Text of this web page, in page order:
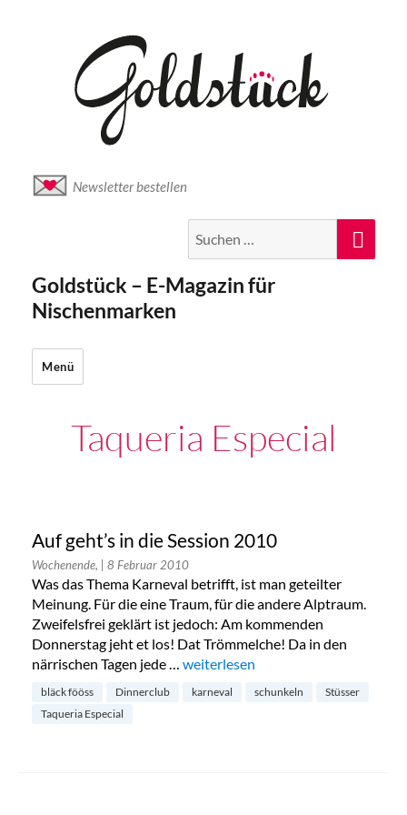
Newsletter bestellen
nach:
Goldstück – E-Magazin für
Nischenmarken
Menü
Taqueria Especial
Auf geht’s in die Session 2010
Wochenende, | 8 Februar 2010
Was das Thema Karneval betrifft, ist man geteilter
Meinung. Für die eine Traum, für die andere Alptraum.
Zweifelsfrei geklärt ist jedoch: Am kommenden
Donnerstag jeht et los! Dat Trömmelche! Da in den
närrischen Tagen jede … „Auf geht’s in die Session 2010“
weiterlesen
bläck fööss Dinnerclub karneval schunkeln
Stüsser
Taqueria Especial